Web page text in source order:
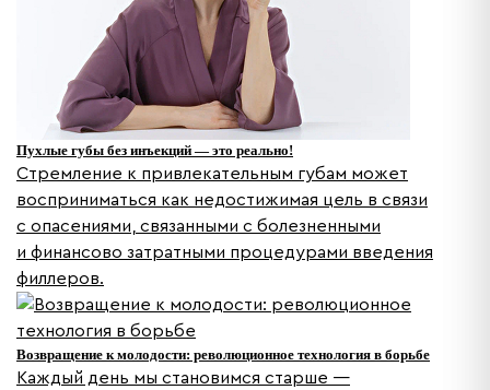
Пухлые губы без инъекций — это реально!
Стремление к привлекательным губам может
восприниматься как недостижимая цель в связи
с опасениями, связанными с болезненными
и финансово затратными процедурами введения
филлеров.
Возвращение к молодости: революционное технология в борьбе
Каждый день мы становимся старше —